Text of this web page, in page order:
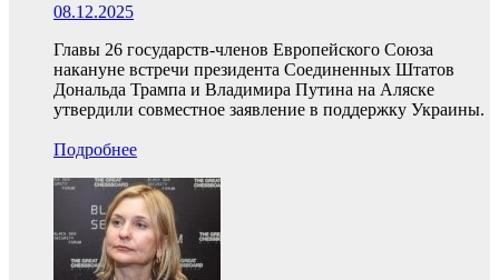
08.12.2025
Главы 26 государств-членов Европейского Союза
накануне встречи президента Соединенных Штатов
Дональда Трампа и Владимира Путина на Аляске
утвердили совместное заявление в поддержку Украины.
Подробнее